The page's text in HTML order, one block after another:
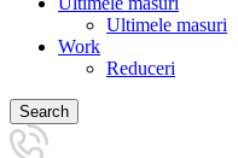
Ultimele masuri
Work
Reduceri
Search